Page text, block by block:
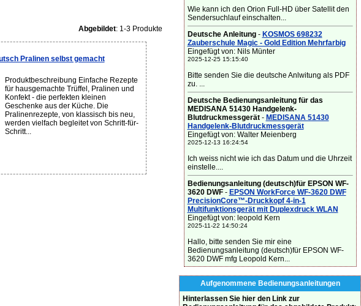
Abgebildet: 1-3 Produkte
Pralinen selbst gemacht
Produktbeschreibung Einfache Rezepte
für hausgemachte Trüffel, Pralinen und
Konfekt - die perfekten kleinen
Geschenke aus der Küche. Die
Pralinenrezepte, von klassisch bis neu,
werden vielfach begleitet von Schritt-für-
Schritt...
Wie kann ich den Orion Full-HD über Satellit den
Sendersuchlauf einschalten...
Deutsche Anleitung- KOSMOS 698232
Zauberschule Magic - Gold Edition Mehrfarbig
Eingefügt von: Nils Münter
2025-12-25 15:15:40
Bitte senden Sie die deutsche Anlwitung als PDF
zu. ...
Deutsche Bedienungsanleitung für das
MEDISANA 51430 Handgelenk-
Blutdruckmessgerät- MEDISANA 51430
Handgelenk-Blutdruckmessgerät
Eingefügt von: Walter Meienberg
2025-12-13 16:24:54
Ich weiss nicht wie ich das Datum und die Uhrzeit
einstelle....
Bedienungsanleitung (deutsch)für EPSON WF-
3620 DWF- EPSON WorkForce WF-3620 DWF
PrecisionCore™-Druckkopf 4-in-1
Multifunktionsgerät mit Duplexdruck WLAN
Eingefügt von: leopold Kern
2025-11-22 14:50:24
Hallo, bitte senden Sie mir eine
Bedienungsanleitung (deutsch)für EPSON WF-
3620 DWF mfg Leopold Kern...
Aufgenommene Bedienungsanleitungen
Hinterlassen Sie hier den Link zur